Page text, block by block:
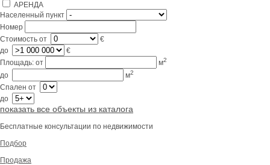
Lifestyle
Контакты
АРЕНДА
Населенный пункт
Номер
Стоимость от
€
до
€
Площадь: от м2
до м2
Спален от
до
показать все объекты из каталога
Бесплатные консультации по недвижимости
Подбор
Продажа